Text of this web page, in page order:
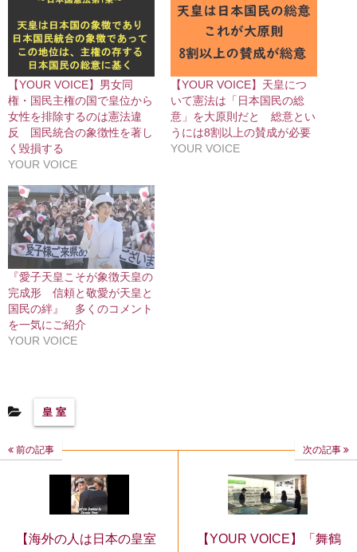
【YOUR VOICE】男女同
権・国民主権の国で皇位から
女性を排除するのは憲法違
反 国民統合の象徴性を著し
く毀損する
YOUR VOICE
【YOUR VOICE】天皇につ
いて憲法は「日本国民の総
意」を大原則だと 総意とい
うには8割以上の賛成が必要
YOUR VOICE
『愛子天皇こそが象徴天皇の
完成形 信頼と敬愛が天皇と
国民の絆』 多くのコメント
を一気にご紹介
YOUR VOICE
皇 室
前の記事
【海外の人は日本の皇室
次の記事
【YOUR VOICE】「舞鶴